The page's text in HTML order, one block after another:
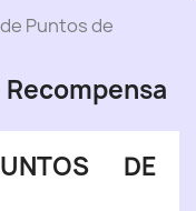
Puntos de
DE